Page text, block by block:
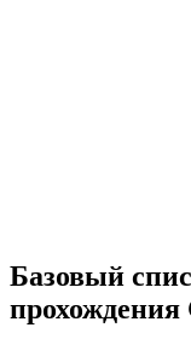
Базовый
прохождения